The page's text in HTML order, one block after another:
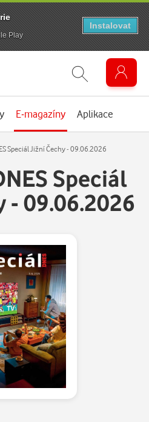
E-magazíny Aplikace
Speciál Jižní Čechy - 09.06.2026
Speciál
- 09.06.2026
Play
Instalovat